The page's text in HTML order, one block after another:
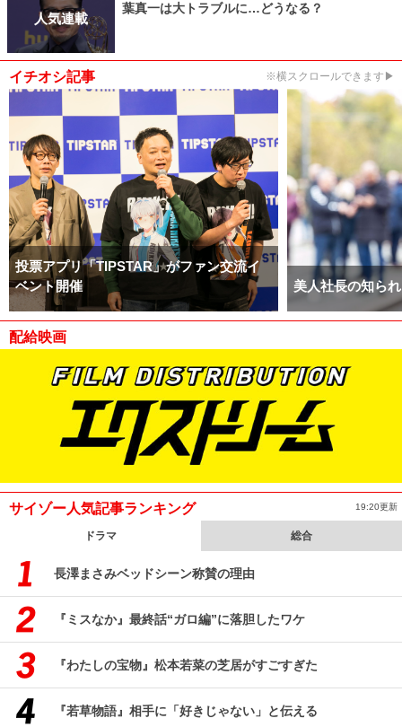
人気連載
葉真一は大トラブルに…どうなる？
イチオシ記事 ※横スクロールできます▶
投票アプリ「TIPSTAR」がファン交流イ
ベント開催
美人社長の知ら
配給映画
サイゾー人気記事ランキング 19:20更新
ドラマ 総合
長澤まさみベッドシーン称賛の理由
『ミスなか』最終話“ガロ編”に落胆したワケ
『わたしの宝物』松本若菜の芝居がすごすぎた
『若草物語』相手に「好きじゃない」と伝える